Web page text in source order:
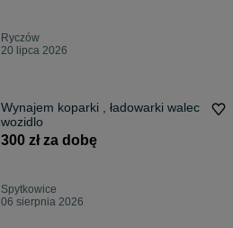
Ryczów
20 lipca 2026
Wynajem koparki , ładowarki walec
wozidlo
300 zł za dobę
Spytkowice
06 sierpnia 2026